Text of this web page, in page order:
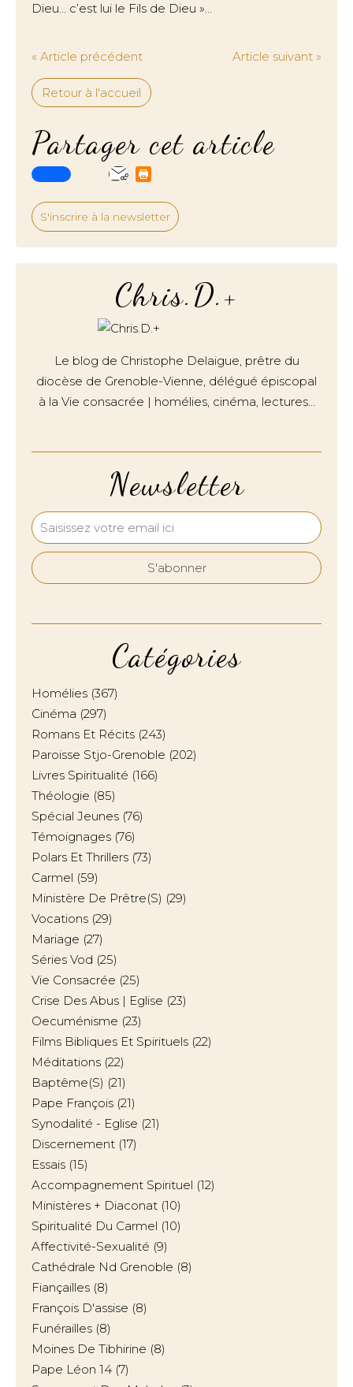
Dieu… c’est lui le Fils de Dieu »…
« Article précédent Article suivant »
Retour à l'accueil
Partager cet article
S'inscrire à la newsletter
Newsletter
Catégories
Homélies (367)
Cinéma (297)
Romans Et Récits (243)
Paroisse Stjo-Grenoble (202)
Livres Spiritualité (166)
Théologie (85)
Spécial Jeunes (76)
Témoignages (76)
Polars Et Thrillers (73)
Carmel (59)
Ministère De Prêtre(s) (29)
Vocations (29)
Mariage (27)
Séries Vod (25)
Vie Consacrée (25)
Crise Des Abus | Eglise (23)
Oecuménisme (23)
Films Bibliques Et Spirituels (22)
Méditations (22)
Baptême(s) (21)
Pape François (21)
Synodalité - Eglise (21)
Discernement (17)
Essais (15)
Accompagnement Spirituel (12)
Ministères + Diaconat (10)
Spiritualité Du Carmel (10)
Affectivité-Sexualité (9)
Cathédrale Nd Grenoble (8)
Fiançailles (8)
François D'assise (8)
Funérailles (8)
Moines De Tibhirine (8)
Pape Léon 14 (7)
Chris.D.+
Le blog de Christophe Delaigue, prêtre du
diocèse de Grenoble-Vienne, délégué épiscopal
à la Vie consacrée | homélies, cinéma, lectures…